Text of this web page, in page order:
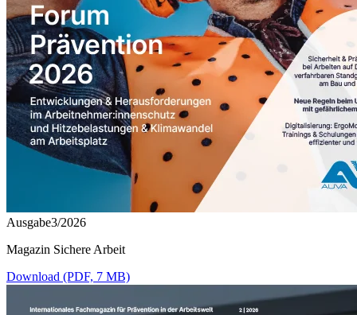
Ausgabe3/2026
Magazin Sichere Arbeit
Download (PDF, 7 MB)